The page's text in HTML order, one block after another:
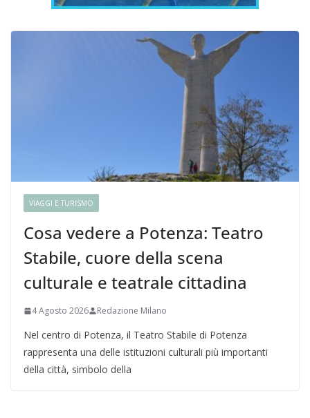
VIAGGI E TURISMO
Cosa vedere a Potenza: Teatro
Stabile, cuore della scena
culturale e teatrale cittadina
4 Agosto 2026 Redazione Milano
Nel centro di Potenza, il Teatro Stabile di Potenza
rappresenta una delle istituzioni culturali più importanti
della città, simbolo della